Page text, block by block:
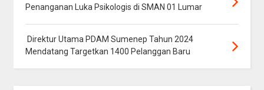
Penanganan Luka Psikologis di SMAN 01 Lumar
Direktur Utama PDAM Sumenep Tahun 2024
Mendatang Targetkan 1400 Pelanggan Baru